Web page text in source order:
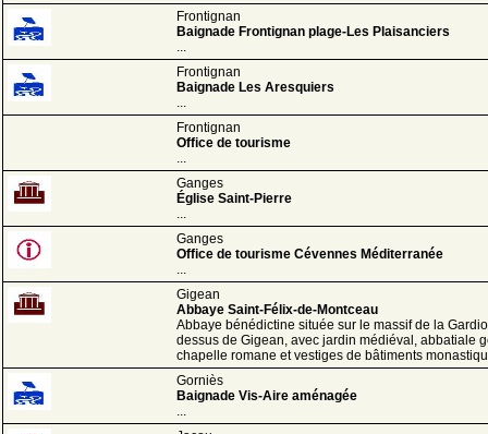
Frontignan
Baignade Frontignan plage-Les Plaisanciers
...
Frontignan
Baignade Les Aresquiers
...
Frontignan
Office de tourisme
...
Ganges
Église Saint-Pierre
...
Ganges
Office de tourisme Cévennes Méditerranée
...
Gigean
Abbaye Saint-Félix-de-Montceau
Abbaye bénédictine située sur le massif de la
dessus de Gigean, avec jardin médiéval, abbatiale
chapelle romane et vestiges de bâtiments
Gorniès
Baignade Vis-Aire aménagée
...